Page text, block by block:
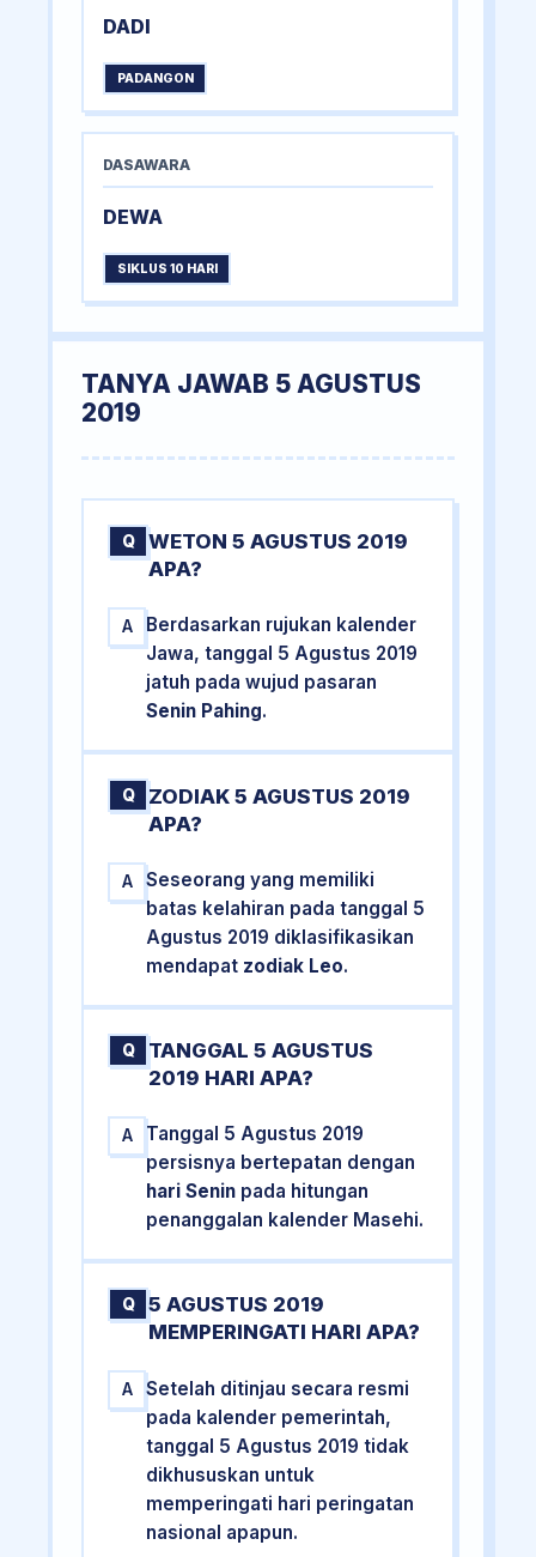
DADI
PADANGON
DASAWARA
DEWA
SIKLUS 10 HARI
TANYA JAWAB 5 AGUSTUS
2019
Q
WETON 5 AGUSTUS 2019
APA?
A
Berdasarkan rujukan kalender
Jawa, tanggal 5 Agustus 2019
jatuh pada wujud pasaran
Senin Pahing.
Q
ZODIAK 5 AGUSTUS 2019
APA?
A
Seseorang yang memiliki
batas kelahiran pada tanggal 5
Agustus 2019 diklasifikasikan
mendapat zodiak Leo.
Q
TANGGAL 5 AGUSTUS
2019 HARI APA?
A
Tanggal 5 Agustus 2019
persisnya bertepatan dengan
hari Senin pada hitungan
penanggalan kalender Masehi.
Q
5 AGUSTUS 2019
MEMPERINGATI HARI APA?
A
Setelah ditinjau secara resmi
pada kalender pemerintah,
tanggal 5 Agustus 2019 tidak
dikhususkan untuk
memperingati hari peringatan
nasional apapun.